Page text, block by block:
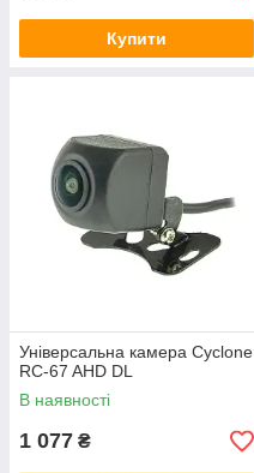
Купити
Універсальна камера Cyclone
RC-67 AHD DL
В наявності
1 077 ₴